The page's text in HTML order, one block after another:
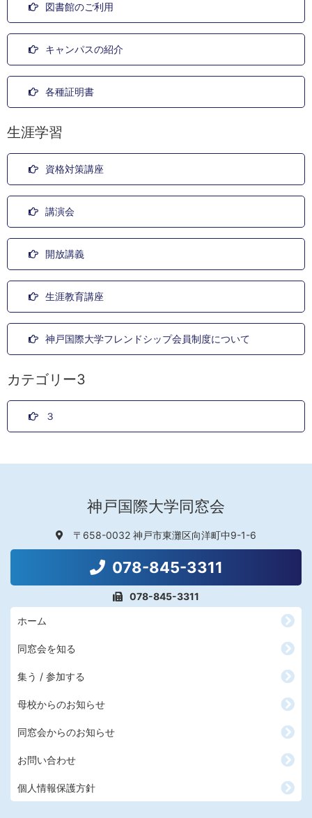
図書館のご利用
キャンパスの紹介
各種証明書
生涯学習
資格対策講座
講演会
開放講義
生涯教育講座
神戸国際大学フレンドシップ会員制度について
カテゴリー3
３
神戸国際大学同窓会
〒658-0032 神戸市東灘区向洋町中9-1-6
078-845-3311
078-845-3311
ホーム
同窓会を知る
集う / 参加する
母校からのお知らせ
同窓会からのお知らせ
お問い合わせ
個人情報保護方針